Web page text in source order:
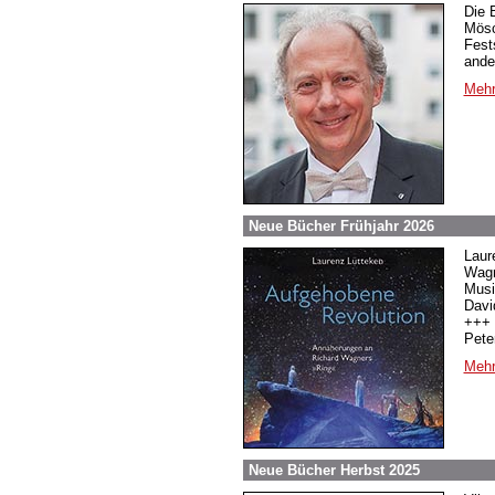
Die
Neue Bücher Frühjahr 2026
+++
Neue Bücher Herbst 2025